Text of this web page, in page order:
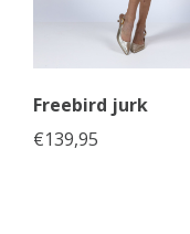
Freebird jurk
€139,95